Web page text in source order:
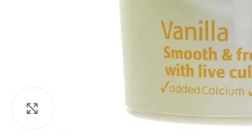
Faceți click pentru a mări